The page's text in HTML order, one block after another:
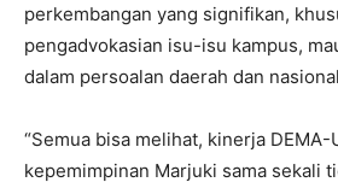
perkembangan yang signifikan,
pengadvokasian isu-isu kampus,
dalam persoalan daerah dan
“Semua bisa melihat, kinerja DEMA-
kepemimpinan Marjuki sama sekali